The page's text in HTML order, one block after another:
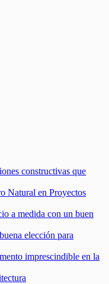
constructivas que
Natural en Proyectos
a medida con un buen
elección para
imprescindible en la